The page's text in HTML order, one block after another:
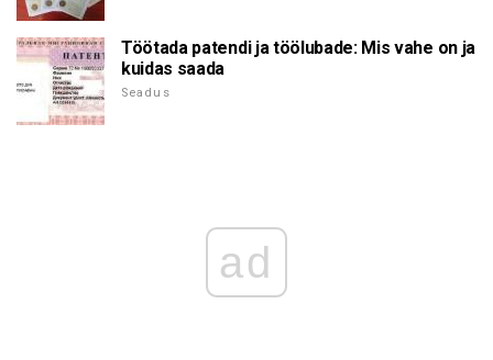
Töötada patendi ja töölubade: Mis vahe on ja
kuidas saada
Seadus
ad